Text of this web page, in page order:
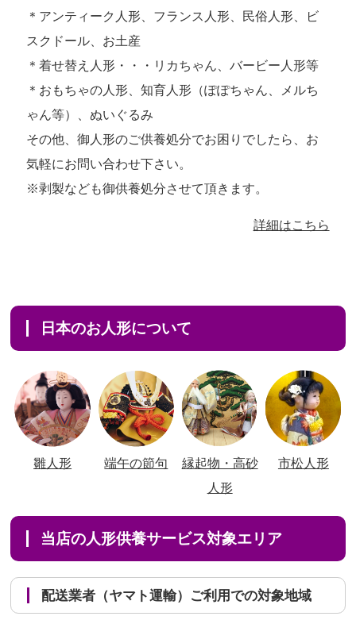
＊アンティーク人形、フランス人形、民俗人形、ビ
スクドール、お土産
＊着せ替え人形・・・リカちゃん、バービー人形等
＊おもちゃの人形、知育人形（ぽぽちゃん、メルち
ゃん等）、ぬいぐるみ
その他、御人形のご供養処分でお困りでしたら、お
気軽にお問い合わせ下さい。
※剥製なども御供養処分させて頂きます。
詳細はこちら
日本のお人形について
雛人形 端午の節句
縁起物・高砂
人形
市松人形
当店の人形供養サービス対象エリア
配送業者（ヤマト運輸）ご利用での対象地域